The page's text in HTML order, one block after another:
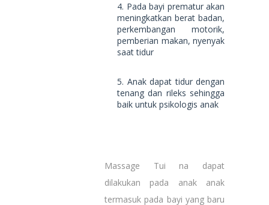
4. Pada bayi prematur akan
meningkatkan berat badan,
perkembangan motorik,
pemberian makan, nyenyak
saat tidur
5. Anak dapat tidur dengan
tenang dan rileks sehingga
baik untuk psikologis anak
Massage Tui na dapat
dilakukan pada anak anak
termasuk pada bayi yang baru